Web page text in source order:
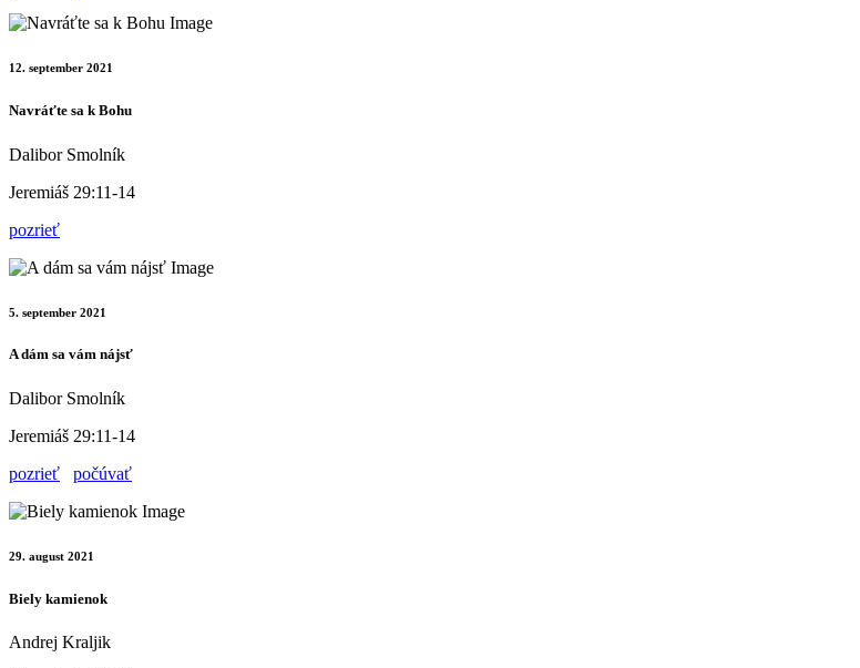
12. september 2021
Navráťte sa k Bohu
Dalibor Smolník
Jeremiáš 29:11-14
pozrieť
5. september 2021
A dám sa vám nájsť
Dalibor Smolník
Jeremiáš 29:11-14
pozrieť
počúvať
29. august 2021
Biely kamienok
Andrej Kraljik